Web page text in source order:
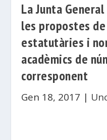
La Junta
les propostes
estatutàries i
acadèmics de
corresponent
Gen 18, 2017 |